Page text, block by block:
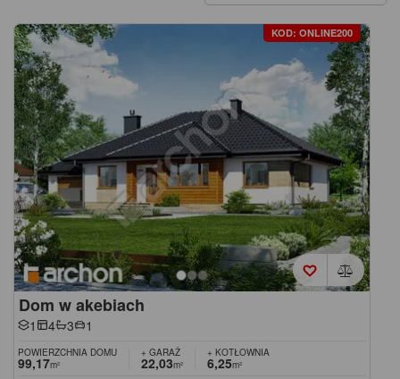
KOD: ONLINE200
Dom w akebiach
1 4 3 1
POWIERZCHNIA DOMU
99,17m²
+ GARAŻ
22,03m²
+ KOTŁOWNIA
6,25m²